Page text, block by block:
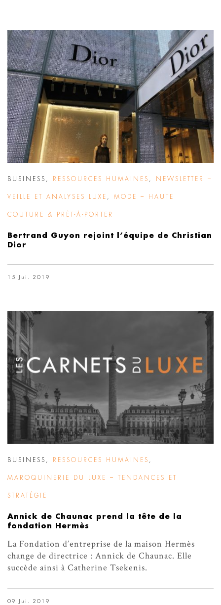
BUSINESS RESSOURCES HUMAINES NEWSLETTER –
VEILLE ET ANALYSES LUXE MODE – HAUTE
COUTURE & PRÊT-À-PORTER
Bertrand Guyon rejoint l’équipe de Christian
Dior
15 Jui. 2019
BUSINESS RESSOURCES HUMAINES
MAROQUINERIE DU LUXE – TENDANCES ET
STRATÉGIE
Annick de Chaunac prend la tête de la
fondation Hermès
La Fondation d’entreprise de la maison Hermès
change de directrice : Annick de Chaunac. Elle
succède ainsi à Catherine Tsekenis.
09 Jui. 2019